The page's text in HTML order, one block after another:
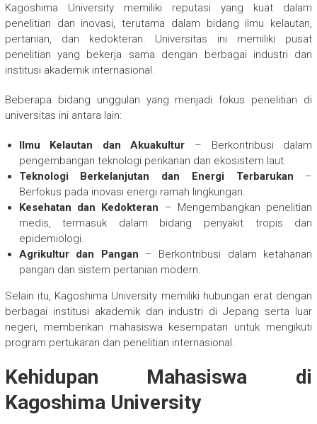
Kagoshima University memiliki reputasi yang kuat dalam
penelitian dan inovasi, terutama dalam bidang ilmu kelautan,
pertanian, dan kedokteran. Universitas ini memiliki pusat
penelitian yang bekerja sama dengan berbagai industri dan
institusi akademik internasional.
Beberapa bidang unggulan yang menjadi fokus penelitian di
universitas ini antara lain:
Ilmu Kelautan dan Akuakultur – Berkontribusi dalam
pengembangan teknologi perikanan dan ekosistem laut.
Teknologi Berkelanjutan dan Energi Terbarukan –
Berfokus pada inovasi energi ramah lingkungan.
Kesehatan dan Kedokteran – Mengembangkan penelitian
medis, termasuk dalam bidang penyakit tropis dan
epidemiologi.
Agrikultur dan Pangan – Berkontribusi dalam ketahanan
pangan dan sistem pertanian modern.
Selain itu, Kagoshima University memiliki hubungan erat dengan
berbagai institusi akademik dan industri di Jepang serta luar
negeri, memberikan mahasiswa kesempatan untuk mengikuti
program pertukaran dan penelitian internasional.
Kehidupan Mahasiswa di
Kagoshima University